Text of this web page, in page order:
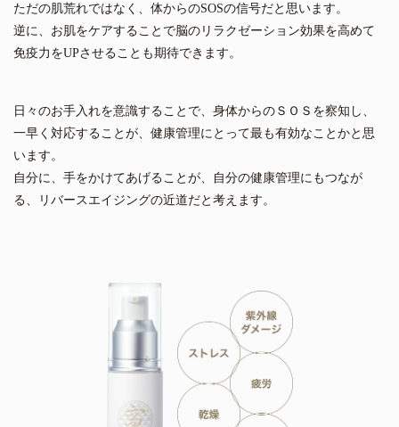
ただの肌荒れではなく、体からのSOSの信号だと思います。
逆に、お肌をケアすることで脳のリラクゼーション効果を高めて
免疫力をUPさせることも期待できます。
日々のお手入れを意識することで、身体からのＳＯＳを察知し、
一早く対応することが、健康管理にとって最も有効なことかと思
います。
自分に、手をかけてあげることが、自分の健康管理にもつなが
る、リバースエイジングの近道だと考えます。